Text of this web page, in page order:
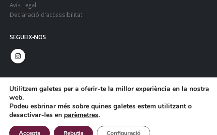
Avís Legal
Declaració d'accessibilitat
SEGUEIX-NOS
© Copyright 2024. Gonclovil - Web:Infoactiva't
Utilitzem galetes per a oferir-te la millor experiència en la nostra
web.
Podeu esbrinar més sobre quines galetes estem utilitzant o
desactivar-les en parèmetres.
Accepta Rebutja Configuració